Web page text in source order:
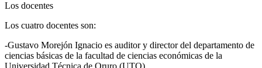
Los docentes
Los cuatro docentes son:
-Gustavo Morejón Ignacio es auditor y director del departamento de
ciencias básicas de la facultad de ciencias económicas de la